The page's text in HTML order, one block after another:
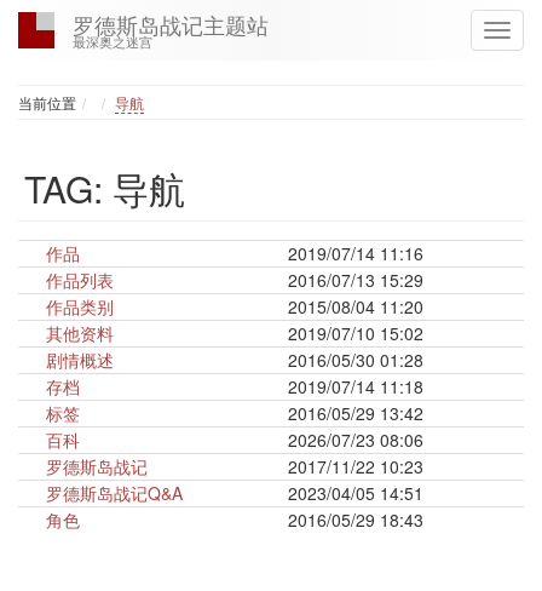
罗德斯岛战记主题站
最深奥之迷宫
当前位置 Home
导航
TAG: 导航
作品
2019/07/14 11:16
作品列表
2016/07/13 15:29
作品类别
2015/08/04 11:20
其他资料
2019/07/10 15:02
剧情概述
2016/05/30 01:28
存档
2019/07/14 11:18
标签
2016/05/29 13:42
百科
2026/07/23 08:06
罗德斯岛战记
2017/11/22 10:23
罗德斯岛战记Q&A
2023/04/05 14:51
角色
2016/05/29 18:43